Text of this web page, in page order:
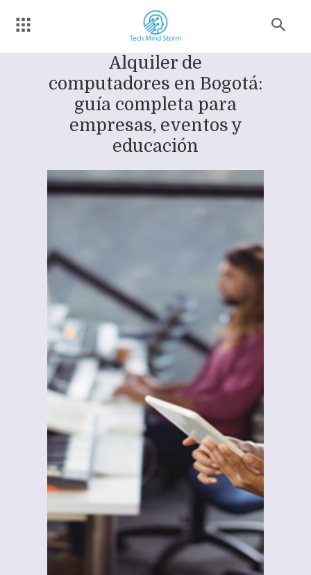
Alquiler de
computadores en Bogotá:
guía completa para
empresas, eventos y
educación